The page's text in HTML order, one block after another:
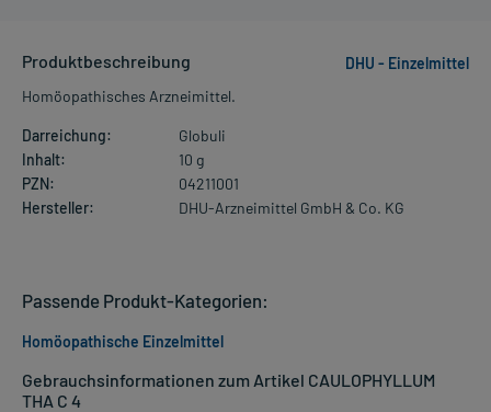
Produktbeschreibung
DHU - Einzelmittel
Homöopathisches Arzneimittel.
Darreichung:
Globuli
Inhalt:
10 g
PZN:
04211001
Hersteller:
DHU-Arzneimittel GmbH & Co. KG
Gebrauchsinformationen zum Artikel CAULOPHYLLUM
THA C 4
Passende Produkt-Kategorien:
Homöopathische Einzelmittel